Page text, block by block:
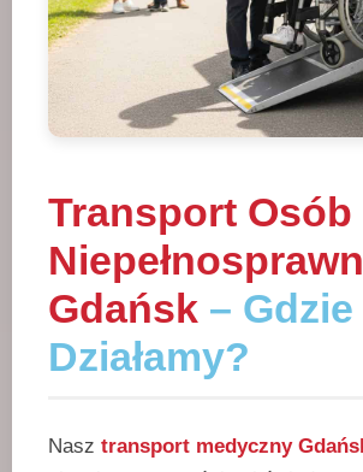
Transport Osób
Gdańsk – Gdzie
Działamy?
Nasz transport medyczny